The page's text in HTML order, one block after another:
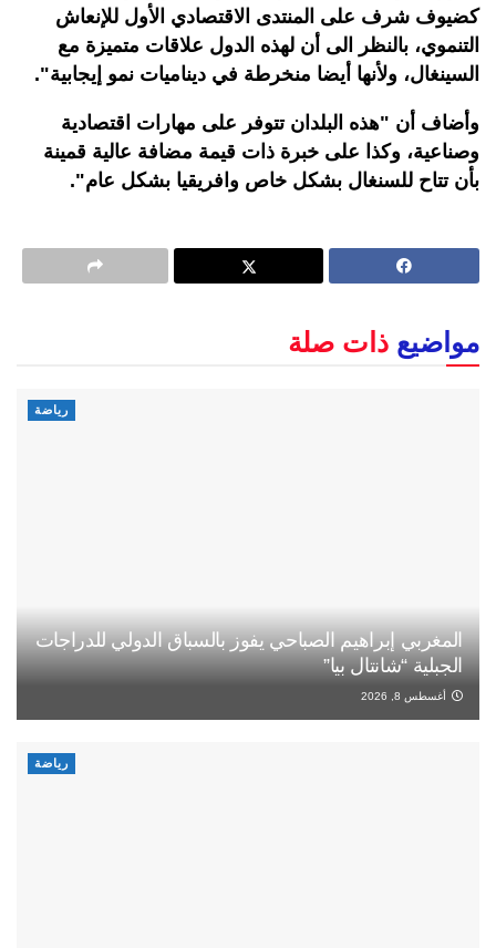
كضيوف شرف على المنتدى الاقتصادي الأول للإنعاش
التنموي، بالنظر الى أن لهذه الدول علاقات متميزة مع
السينغال، ولأنها أيضا منخرطة في ديناميات نمو إيجابية".
وأضاف أن "هذه البلدان تتوفر على مهارات اقتصادية
وصناعية، وكذا على خبرة ذات قيمة مضافة عالية قمينة
بأن تتاح للسنغال بشكل خاص وافريقيا بشكل عام".
مواضيع ذات صلة
رياضة
المغربي إبراهيم الصباحي يفوز بالسباق الدولي للدراجات
الجبلية “شانتال بيا”
أغسطس 8, 2026
رياضة